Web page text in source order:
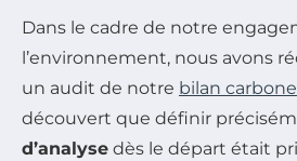
Dans le cadre de notre
l’environnement, nous avons
un audit de notre bilan carbone
découvert que définir
d’analyse dès le départ était